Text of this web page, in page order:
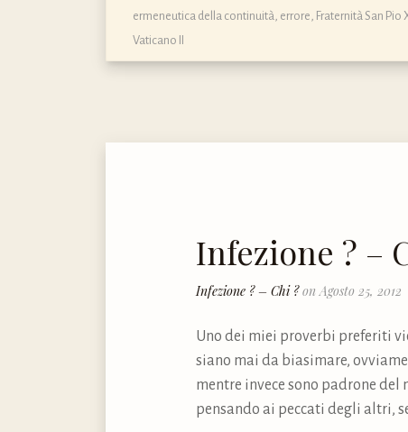
ermeneutica della continuità, errore, Fraternità San Pio
Vaticano II
Infezione ? –
Infezione ? – Chi ?on Agosto 25, 2012
Uno dei miei proverbi preferiti
siano mai da biasimare,
mentre invece sono padrone
pensando ai peccati degli altri,